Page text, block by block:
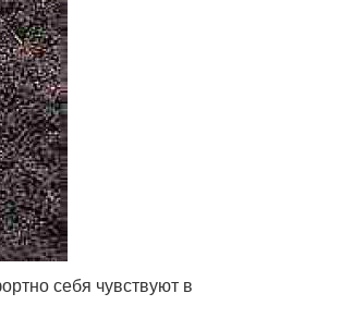
себя чувствуют в